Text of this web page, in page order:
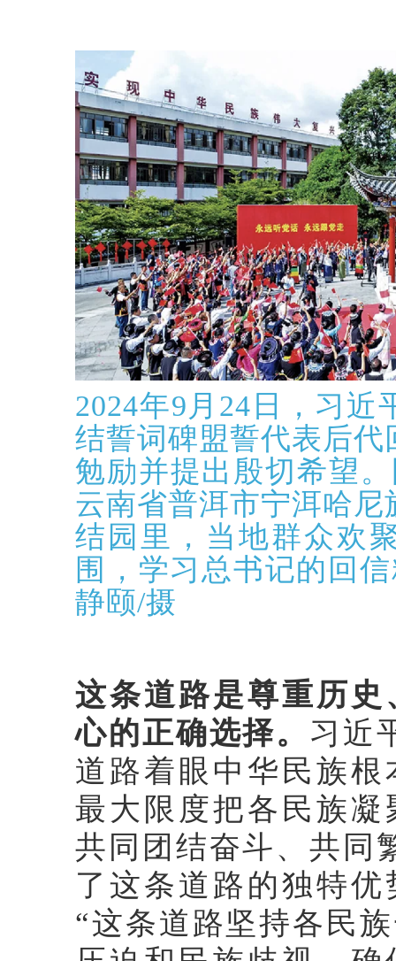
2024年9月24日，习
结誓词碑盟誓代表后
勉励并提出殷切希望
云南省普洱市宁洱哈
结园里，当地群众欢
围，学习总书记的回
静颐/摄
这条道路是尊重历
心的正确选择。 习近
道路着眼中华民族
最大限度把各民族
共同团结奋斗、共同
了这条道路的独特
“这条道路坚持各民